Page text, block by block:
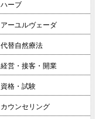
ハーブ
アーユルヴェーダ
代替自然療法
経営・接客・開業
資格・試験
カウンセリング